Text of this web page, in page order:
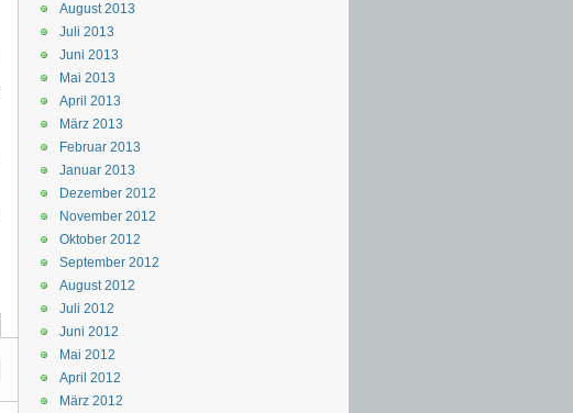
August 2013
Juli 2013
Juni 2013
Mai 2013
April 2013
März 2013
Februar 2013
Januar 2013
Dezember 2012
November 2012
Oktober 2012
September 2012
August 2012
Juli 2012
Juni 2012
Mai 2012
April 2012
März 2012